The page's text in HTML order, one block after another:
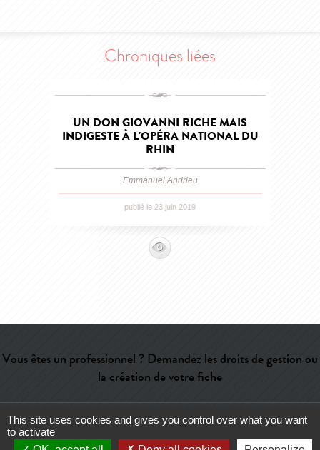
Chroniques liées
UN DON GIOVANNI RICHE MAIS
INDIGESTE À L'OPÉRA NATIONAL DU
RHIN
Emmanuel Andrieu
publié le 23 juin 2019
Vous êtes un professionnel ? Demandez les droits de gestion ou
la création de votre fiche
Aide-Contact-Admin-Lexique-CGU-Qui sommes-nous ?-
This site uses cookies and gives you control over what you want
to activate